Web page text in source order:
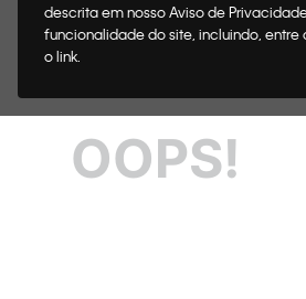
descrita em nosso Aviso de
funcionalidade do site, incluindo,
o link.
OOPS!